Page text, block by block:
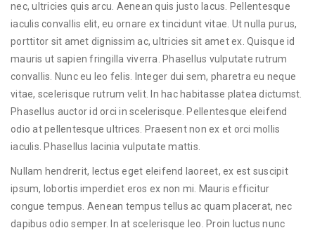
nec, ultricies quis arcu. Aenean quis justo lacus. Pellentesque
iaculis convallis elit, eu ornare ex tincidunt vitae. Ut nulla purus,
porttitor sit amet dignissim ac, ultricies sit amet ex. Quisque id
mauris ut sapien fringilla viverra. Phasellus vulputate rutrum
convallis. Nunc eu leo felis. Integer dui sem, pharetra eu neque
vitae, scelerisque rutrum velit. In hac habitasse platea dictumst.
Phasellus auctor id orci in scelerisque. Pellentesque eleifend
odio at pellentesque ultrices. Praesent non ex et orci mollis
iaculis. Phasellus lacinia vulputate mattis.
Nullam hendrerit, lectus eget eleifend laoreet, ex est suscipit
ipsum, lobortis imperdiet eros ex non mi. Mauris efficitur
congue tempus. Aenean tempus tellus ac quam placerat, nec
dapibus odio semper. In at scelerisque leo. Proin luctus nunc